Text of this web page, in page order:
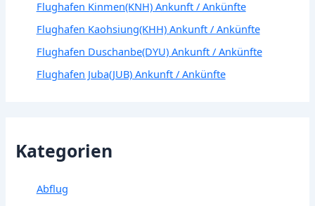
Flughafen Kinmen(KNH) Ankunft / Ankünfte
Flughafen Kaohsiung(KHH) Ankunft / Ankünfte
Flughafen Duschanbe(DYU) Ankunft / Ankünfte
Flughafen Juba(JUB) Ankunft / Ankünfte
Kategorien
Abflug